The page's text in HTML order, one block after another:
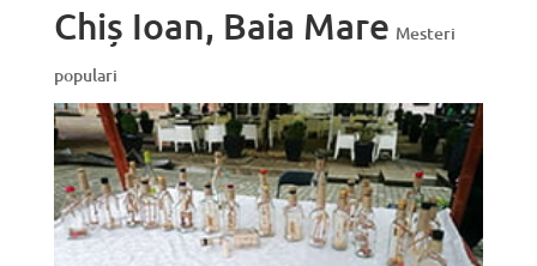
Chiș Ioan, Baia Mare Mesteri
populari